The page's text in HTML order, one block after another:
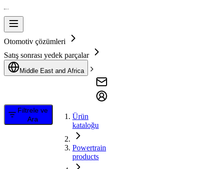
Otomotiv çözümleri
Satış sonrası yedek parçalar
Middle East and Africa
Filtrele ve
Ara
Ürün
kataloğu
Powertrain
products